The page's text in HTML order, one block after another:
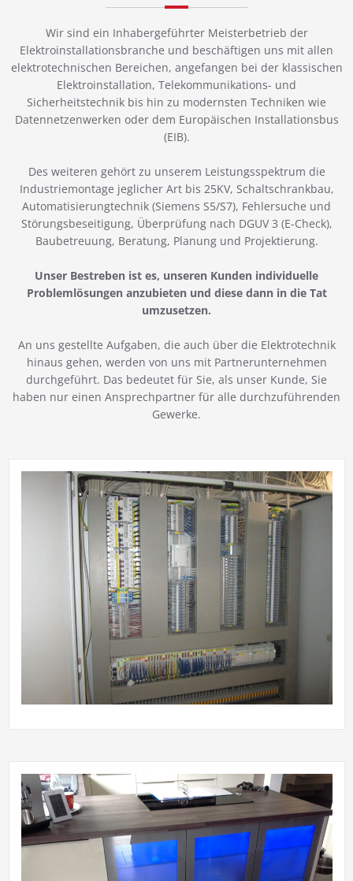
Wir sind ein Inhabergeführter Meisterbetrieb der
Elektroinstallationsbranche und beschäftigen uns mit allen
elektrotechnischen Bereichen, angefangen bei der klassischen
Elektroinstallation, Telekommunikations- und
Sicherheitstechnik bis hin zu modernsten Techniken wie
Datennetzenwerken oder dem Europäischen Installationsbus
(EIB).
Des weiteren gehört zu unserem Leistungsspektrum die
Industriemontage jeglicher Art bis 25KV, Schaltschrankbau,
Automatisierungtechnik (Siemens S5/S7), Fehlersuche und
Störungsbeseitigung, Überprüfung nach DGUV 3 (E-Check),
Baubetreuung, Beratung, Planung und Projektierung.
Unser Bestreben ist es, unseren Kunden individuelle
Problemlösungen anzubieten und diese dann in die Tat
umzusetzen.
An uns gestellte Aufgaben, die auch über die Elektrotechnik
hinaus gehen, werden von uns mit Partnerunternehmen
durchgeführt. Das bedeutet für Sie, als unser Kunde, Sie
haben nur einen Ansprechpartner für alle durchzuführenden
Gewerke.